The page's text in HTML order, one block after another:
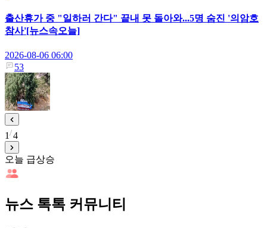
출산휴가 중 "일하러 간다" 끝내 못 돌아와...5명 숨진 '의암호
참사'[뉴스속오늘]
2026-08-06 06:00
53
1 4
오늘 급상승
뉴스 톡톡 커뮤니티